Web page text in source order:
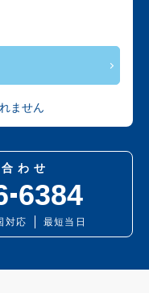
ません
わせ
6384
対応 最短当日